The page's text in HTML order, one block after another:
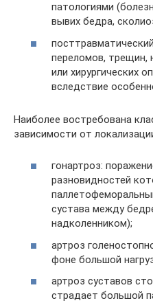
патологиями
вывих бедра,
переломов, трещин,
или хирургических
вследствие
Наиболее востребована
зависимости от
гонартроз:
разновидностей
сустава между
надколенником);
артроз
фоне большой
артроз суставов
страдает большой